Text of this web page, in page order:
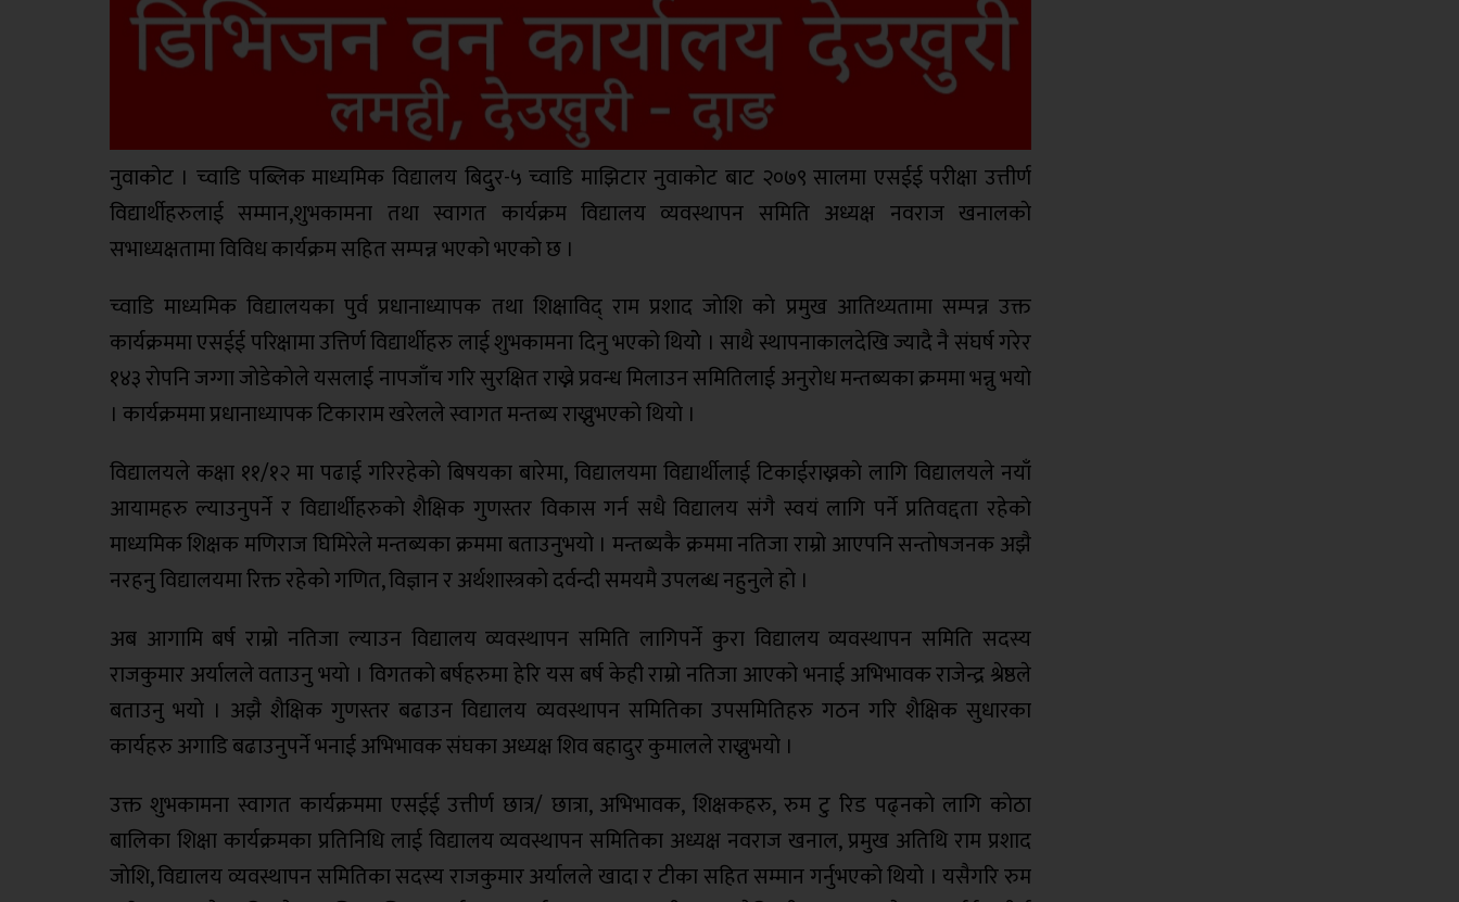
नुवाकोट । च्वाडि पब्लिक माध्यमिक विद्यालय बिदुुर-५ च्वाडि माझिटार नुवाकोट बाट २०७९ सालमा एसईई परीक्षा उत्तीर्ण
विद्यार्थीहरुलाई सम्मान,शुभकामना तथा स्वागत कार्यक्रम विद्यालय व्यवस्थापन समिति अध्यक्ष नवराज खनालकाे
सभाध्यक्षतामा विविध कार्यक्रम सहित सम्पन्न भएको भएको छ ।
च्वाडि माध्यमिक विद्यालयका पुर्व प्रधानाध्यापक तथा शिक्षाविद् राम प्रशाद जाेशि काे प्रमुख आतिथ्यतामा सम्पन्न उक्त
कार्यक्रममा एसईई परिक्षामा उत्तिर्ण विद्यार्थीहरु लाई शुभकामना दिनु भएको थियोे । साथै स्थापनाकालदेखि ज्यादै नै संघर्ष गरेर
१४३ राेपनि जग्गा जाेडेकाेले यसलाई नापजाँच गरि सुरक्षित राख्ने प्रवन्ध मिलाउन समितिलाई अनुराेध मन्तब्यका क्रममा भन्नु भयाे
। कार्यक्रममा प्रधानाध्यापक टिकाराम खरेलले स्वागत मन्तब्य राख्नुभएको थियाे ।
विद्यालयले कक्षा ११/१२ मा पढाई गरिरहेकाे बिषयका बारेमा, विद्यालयमा विद्यार्थीलाई टिकाईराख्नकाे लागि विद्यालयले नयाँ
आयामहरु ल्याउनुपर्ने र विद्यार्थीहरुकाे शैक्षिक गुणस्तर विकास गर्न सधै विद्यालय संगै स्वयं लागि पर्ने प्रतिवद्दता रहेकाे
माध्यमिक शिक्षक मणिराज घिमिरेले मन्तब्यका क्रममा बताउनुभयो । मन्तब्यकै क्रममा नतिजा राम्रो आएपनि सन्ताेषजनक अझै
नरहनु विद्यालयमा रिक्त रहेकाे गणित, विज्ञान र अर्थशास्त्रकाे दर्वन्दी समयमै उपलब्ध नहुनुले हाे ।
अब आगामि बर्ष राम्रो नतिजा ल्याउन विद्यालय व्यवस्थापन समिति लागिपर्ने कुरा विद्यालय व्यवस्थापन समिति सदस्य
राजकुमार अर्यालले वताउनु भयाे । विगतकाे बर्षहरुमा हेरि यस बर्ष केही राम्रो नतिजा आएको भनाई अभिभावक राजेन्द्र श्रेष्ठले
बताउनु भयाे । अझै शैक्षिक गुणस्तर बढाउन विद्यालय व्यवस्थापन समितिका उपसमितिहरु गठन गरि शैक्षिक सुधारका
कार्यहरु अगाडि बढाउनुपर्ने भनाई अभिभावक संघका अध्यक्ष शिव बहादुर कुमालले राख्नुभयाे ।
उक्त शुभकामना स्वागत कार्यक्रममा एसईई उत्तीर्ण छात्र/ छात्रा, अभिभावक, शिक्षकहरु, रुम टु रिड पढ्नकाे लागि काेठा
बालिका शिक्षा कार्यक्रमका प्रतिनिधि लाई विद्यालय व्यवस्थापन समितिका अध्यक्ष नवराज खनाल, प्रमुख अतिथि राम प्रशाद
जाेशि, विद्यालय व्यवस्थापन समितिका सदस्य राजकुमार अर्यालले खादा र टीका सहित सम्मान गर्नुभएको थियो । यसैगरि रुम